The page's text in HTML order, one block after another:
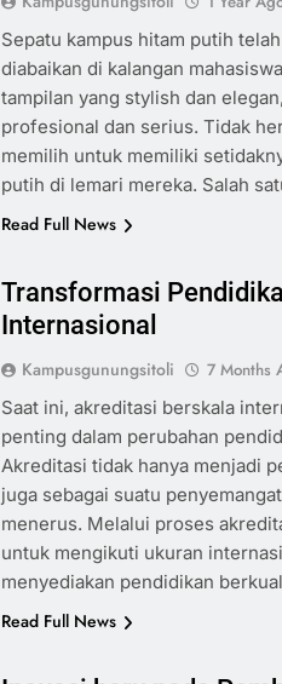
Sepatu kampus hitam putih
diabaikan di kalangan
tampilan yang stylish dan
profesional dan serius. Tidak
memilih untuk memiliki
putih di lemari mereka. Salah
Read Full News
Transformasi
Internasional
Kampusgunungsitoli 7 Months
Saat ini, akreditasi berskala
penting dalam perubahan
Akreditasi tidak hanya menjadi
juga sebagai suatu
menerus. Melalui proses
untuk mengikuti ukuran
menyediakan pendidikan
Read Full News